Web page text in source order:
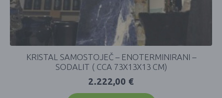
KRISTAL SAMOSTOJEČ – ENOTERMINIRANI –
SODALIT ( CCA 73X13X13 CM)
2.222,00 €